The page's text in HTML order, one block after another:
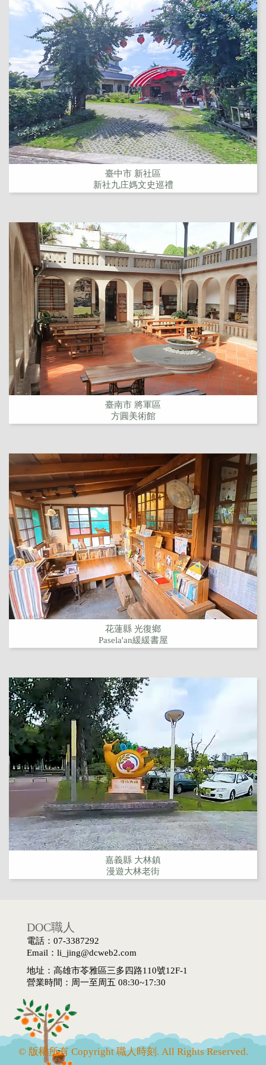
臺中市 新社區
新社九庄媽文史巡禮
臺南市 將軍區
方圓美術館
花蓮縣 光復鄉
Pasela'an緩緩書屋
嘉義縣 大林鎮
漫遊大林老街
DOC職人
電話：07-3387292
Email：li_jing@dcweb2.com
地址：高雄市苓雅區三多四路110號12F-1
營業時間：周一至周五 08:30~17:30
© 版權所有 Copyright 職人時刻. All Rights Reserved.